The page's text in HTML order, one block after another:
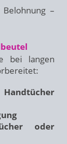
–
bei langen
oder